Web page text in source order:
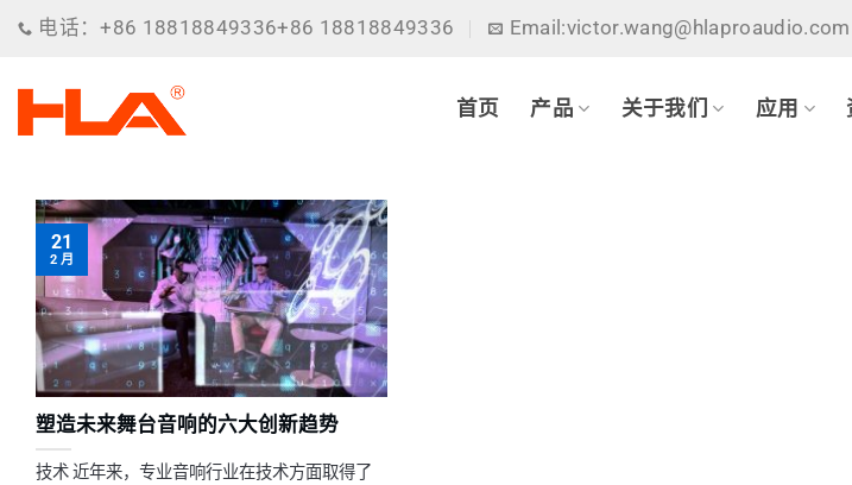
电话：+86 18818849336+86 18818849336 Email:victor.wang@hlaproaudio.com
首页 产品 关于我们 应用
塑造未来舞台音响的六大创新趋势
技术 近年来，专业音响行业在技术方面取得了
21
2 月